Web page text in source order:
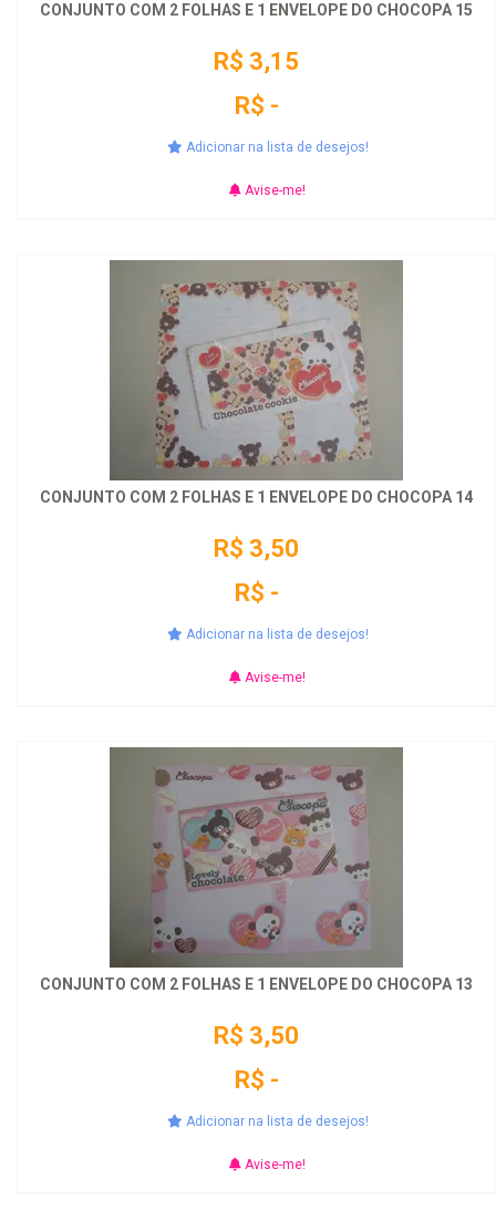
CONJUNTO COM 2 FOLHAS E 1 ENVELOPE DO CHOCOPA 15
R$ 3,15
R$ -
Adicionar na lista de desejos!
Avise-me!
CONJUNTO COM 2 FOLHAS E 1 ENVELOPE DO CHOCOPA 14
R$ 3,50
R$ -
Adicionar na lista de desejos!
Avise-me!
CONJUNTO COM 2 FOLHAS E 1 ENVELOPE DO CHOCOPA 13
R$ 3,50
R$ -
Adicionar na lista de desejos!
Avise-me!